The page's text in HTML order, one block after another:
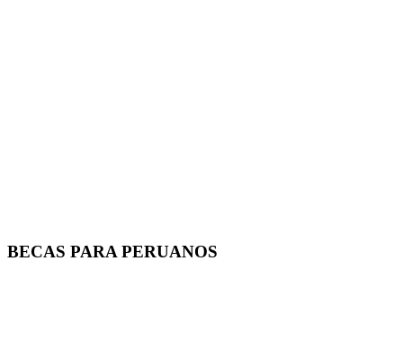
BECAS PARA PERUANOS